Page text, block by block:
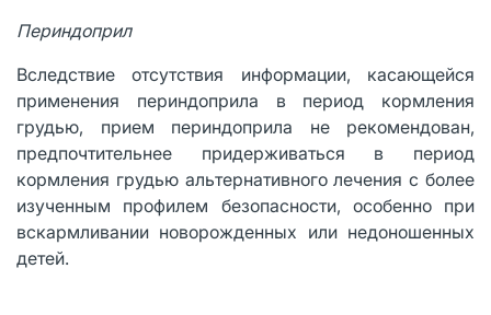
Периндоприл
Вследствие отсутствия информации, касающейся
применения периндоприла в период кормления
грудью, прием периндоприла не рекомендован,
предпочтительнее придерживаться в период
кормления грудью альтернативного лечения с более
изученным профилем безопасности, особенно при
вскармливании новорожденных или недоношенных
детей.